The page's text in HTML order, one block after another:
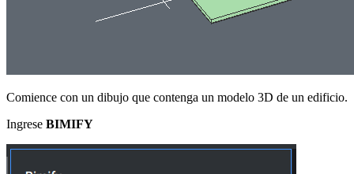
Comience con un dibujo que contenga un modelo 3D de un edificio.
Ingrese BIMIFY